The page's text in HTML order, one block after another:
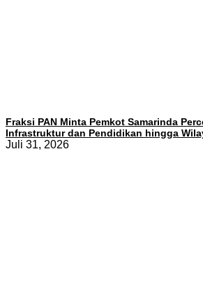
Fraksi PAN Minta Pemkot Samarinda
Infrastruktur dan Pendidikan hingga
Juli 31, 2026